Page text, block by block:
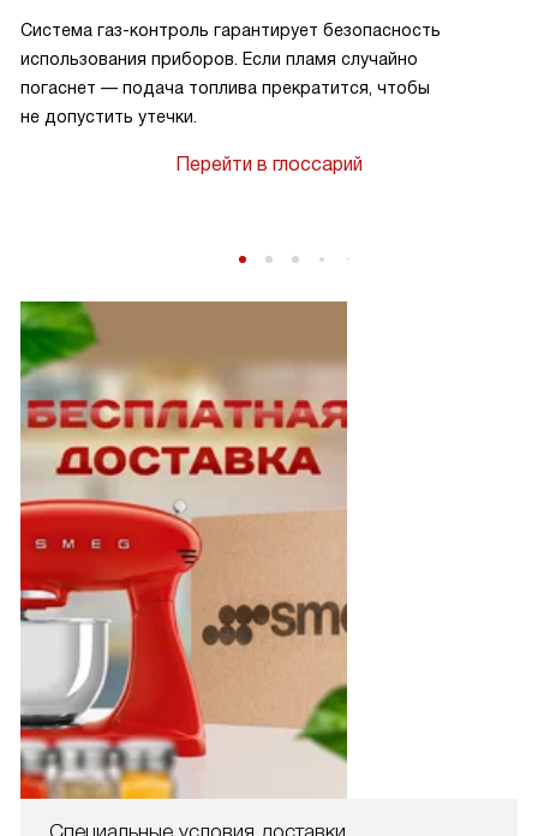
Система газ-контроль гарантирует безопасность
использования приборов. Если пламя случайно
погаснет — подача топлива прекратится, чтобы
не допустить утечки.
Перейти в глоссарий